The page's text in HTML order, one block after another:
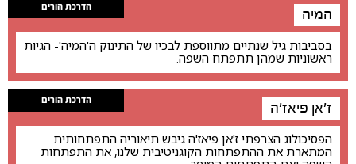
הדרכת הורים המיה
בסביבות גיל שנתיים מתווספת לבכיו של התינוק ה'המיה'- הגיות
ראשוניות שמהן תתפתח השפה.
הדרכת הורים ז'אן פיאז'ה
הפסיכולוג הצרפתי ז'אן פיאז'ה גיבש תיאוריה התפתחותית
המתארת את ההתפתחות הקוגניטיבית שלנו, את התפתחות